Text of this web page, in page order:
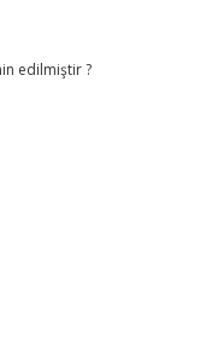
edilmiştir ?